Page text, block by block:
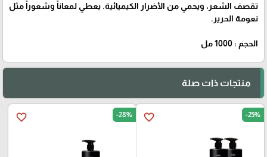
تقصف الشعر، ويحمي من الأضرار الكيميائية. يعطي لمعاناً وشعوراً مثل
نعومة الحرير.
الحجم : 1000 مل
منتجات ذات صلة
favorite_border -25%
favorite_border -28%